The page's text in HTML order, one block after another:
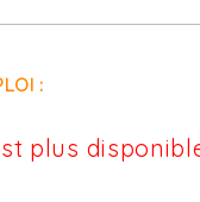
:
plus